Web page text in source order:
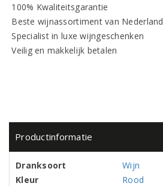
100% Kwaliteitsgarantie
Beste wijnassortiment van Nederland
Specialist in luxe wijngeschenken
Veilig en makkelijk betalen
Productinformatie
Dranksoort
Wijn
Kleur
Rood